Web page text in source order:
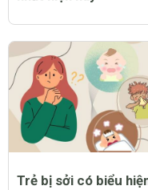
Top 9 bạt trùm xe
chống nắng mưa tốt
nhất hiện nay